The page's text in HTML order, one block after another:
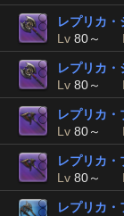
レプリカ
Lv 80～
レプリカ
Lv 80～
レプリカ
Lv 80～
レプリカ
Lv 80～
レプリカ・